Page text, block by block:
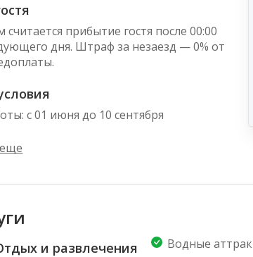
считается прибытие гостя после 00:00
дня. Штраф за незаезд — 0% от
с 01 июня до 10 сентября
и развлечения Водные